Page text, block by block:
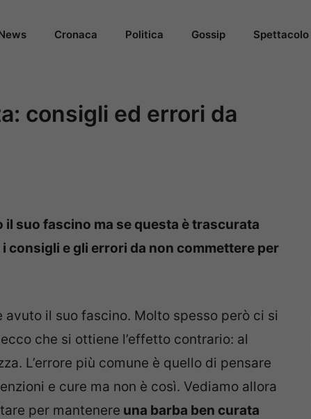
Cronaca Politica Gossip Spettacolo
consigli ed errori da
il suo fascino ma se questa è trascurata
consigli e gli errori da non commettere per
avuto il suo fascino. Molto spesso però ci si
che si ottiene l’effetto contrario: al
L’errore più comune è quello di pensare
e cure ma non è così. Vediamo allora
per mantenere una barba ben curata